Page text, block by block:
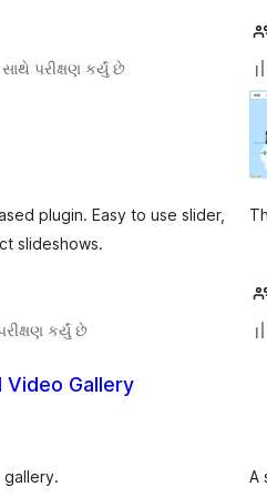
પરીક્ષણ કર્યું છે
plugin. Easy to use slider,
slideshows.
કર્યું છે
Video Gallery
A